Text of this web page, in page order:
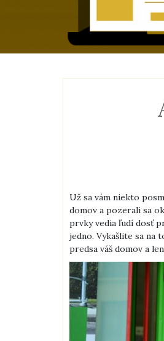
Už sa vám niekto
domov a pozerali sa
prvky vedia ľudí dosť
jedno. Vykašlite sa na
predsa váš domov a